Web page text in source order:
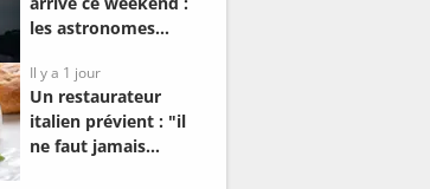
les astronomes
plus exceptionnelle
depuis 10 ans
Il y a 1 jour
Un restaurateur
italien prévient : "il
ne faut jamais